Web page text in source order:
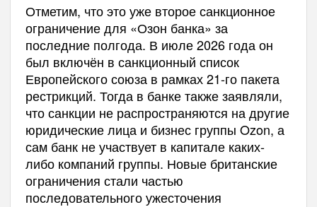
Отметим, что это уже второе санкционное
ограничение для «Озон банка» за
последние полгода. В июле 2026 года он
был включён в санкционный список
Европейского союза в рамках 21-го пакета
рестрикций. Тогда в банке также заявляли,
что санкции не распространяются на другие
юридические лица и бизнес группы Ozon, а
сам банк не участвует в капитале каких-
либо компаний группы. Новые британские
ограничения стали частью
последовательного ужесточения